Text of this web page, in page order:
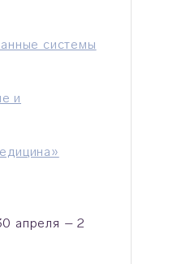
системы
и
апреля – 2